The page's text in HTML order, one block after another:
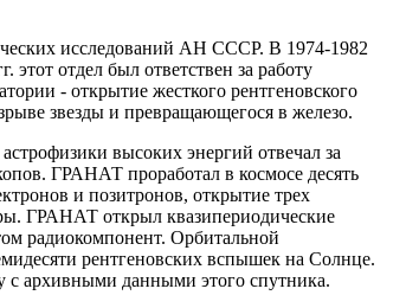
исследований АН СССР. В 1974-1982
отдел был ответствен за работу
- открытие жесткого рентгеновского
звезды и превращающегося в железо.
высоких энергий отвечал за
ГРАНАТ проработал в космосе десять
и позитронов, открытие трех
ГРАНАТ открыл квазипериодические
радиокомпонент. Орбитальной
рентгеновских вспышек на Солнце.
с архивными данными этого спутника.